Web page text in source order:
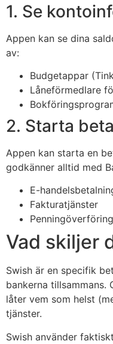
1. Se
Appen kan se dina
av:
Budgetappar
Låneförmedlare
2. Starta
Appen kan starta en
godkänner alltid med
E-
Fakturatjänster
Vad skiljer
Swish är en specifik
bankerna tillsammans.
låter vem som helst
tjänster.
Swish använder